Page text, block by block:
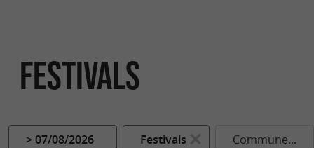
Festivals
> 07/08/2026 Festivals Commune...